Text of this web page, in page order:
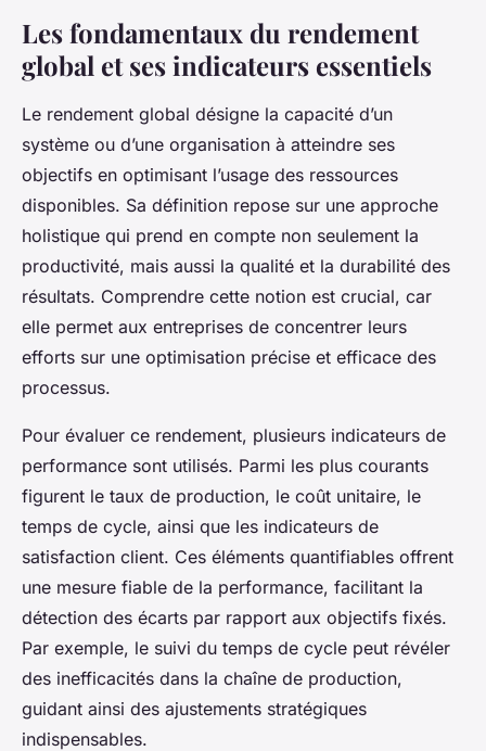
Les fondamentaux du rendement
global et ses indicateurs essentiels
Le rendement global désigne la capacité d’un
système ou d’une organisation à atteindre ses
objectifs en optimisant l’usage des ressources
disponibles. Sa définition repose sur une approche
holistique qui prend en compte non seulement la
productivité, mais aussi la qualité et la durabilité des
résultats. Comprendre cette notion est crucial, car
elle permet aux entreprises de concentrer leurs
efforts sur une optimisation précise et efficace des
processus.
Pour évaluer ce rendement, plusieurs indicateurs de
performance sont utilisés. Parmi les plus courants
figurent le taux de production, le coût unitaire, le
temps de cycle, ainsi que les indicateurs de
satisfaction client. Ces éléments quantifiables offrent
une mesure fiable de la performance, facilitant la
détection des écarts par rapport aux objectifs fixés.
Par exemple, le suivi du temps de cycle peut révéler
des inefficacités dans la chaîne de production,
guidant ainsi des ajustements stratégiques
indispensables.